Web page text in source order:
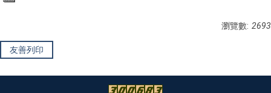
瀏覽數: 2693
友善列印